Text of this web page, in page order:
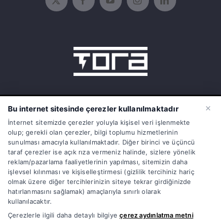
15 Temmuz Mah. 1468 Sok. No:5/31
info@torasarj.com
torateknik@hs01.kep.tr
0850 808 86 72
×
Bu internet sitesinde çerezler kullanılmaktadır
İnternet sitemizde çerezler yoluyla kişisel veri işlenmekte
olup; gerekli olan çerezler, bilgi toplumu hizmetlerinin
sunulması amacıyla kullanılmaktadır. Diğer birinci ve üçüncü
taraf çerezler ise açık rıza vermeniz halinde, sizlere yönelik
reklam/pazarlama faaliyetlerinin yapılması, sitemizin daha
işlevsel kılınması ve kişiselleştirmesi (gizlilik tercihiniz hariç
olmak üzere diğer tercihlerinizin siteye tekrar girdiğinizde
hatırlanmasını sağlamak) amaçlarıyla sınırlı olarak
kullanılacaktır.
Çerezlerle ilgili daha detaylı bilgiyeçerez aydınlatma metni